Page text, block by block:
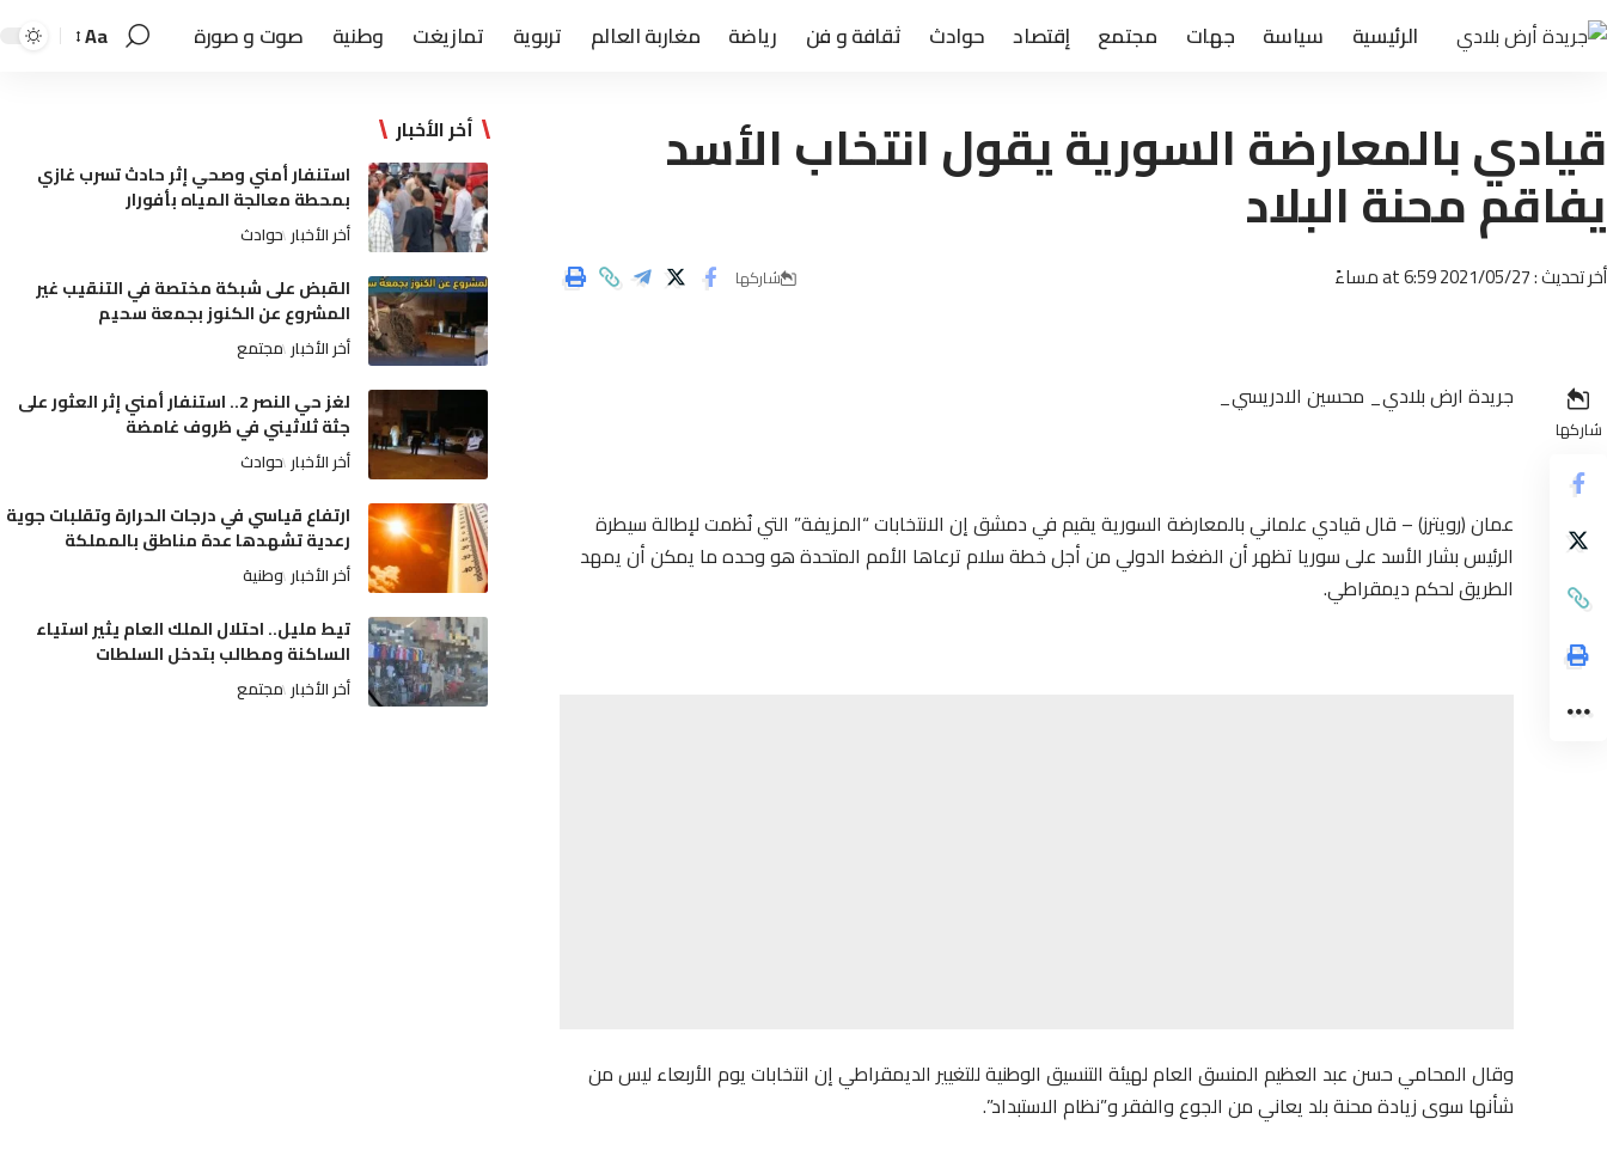
الرئيسية سياسة جهات مجتمع إقتصاد حوادث ثقافة و فن رياضة مغاربة العالم تربوية تمازيغت وطنية صوت و صورة Aa
قيادي بالمعارضة السورية يقول انتخاب الأسد
يفاقم محنة البلاد
أخر تحديث : 2021/05/27 at 6:59 مساءً شاركها
شاركها
جريدة ارض بلادي_ محسين الادريسي_
عمان (رويترز) – قال قيادي علماني بالمعارضة السورية يقيم في دمشق إن الانتخابات “المزيفة” التي نُظمت لإطالة سيطرة
الرئيس بشار الأسد على سوريا تظهر أن الضغط الدولي من أجل خطة سلام ترعاها الأمم المتحدة هو وحده ما يمكن أن يمهد
الطريق لحكم ديمقراطي.
وقال المحامي حسن عبد العظيم المنسق العام لهيئة التنسيق الوطنية للتغيير الديمقراطي إن انتخابات يوم الأربعاء ليس من
شأنها سوى زيادة محنة بلد يعاني من الجوع والفقر و”نظام الاستبداد”.
أخر الأخبار
استنفار أمني وصحي إثر حادث تسرب غازي
بمحطة معالجة المياه بأفورار
أخر الأخبار حوادث
القبض على شبكة مختصة في التنقيب غير
المشروع عن الكنوز بجمعة سحيم
أخر الأخبار مجتمع
لغز حي النصر 2.. استنفار أمني إثر العثور على
جثة ثلاثيني في ظروف غامضة
أخر الأخبار حوادث
ارتفاع قياسي في درجات الحرارة وتقلبات جوية
رعدية تشهدها عدة مناطق بالمملكة
أخر الأخبار وطنية
تيط مليل.. احتلال الملك العام يثير استياء
الساكنة ومطالب بتدخل السلطات
أخر الأخبار مجتمع